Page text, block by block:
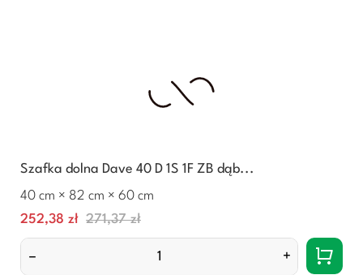
Szafka dolna Dave 40 D 1S 1F ZB dąb...
40 cm × 82 cm × 60 cm
Cena
252,38 zł Normalna
cena
271,37 zł
– +